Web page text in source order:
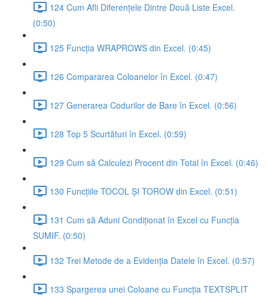
124 Cum Afli Diferențele Dintre Două Liste Excel.
(0:50)
125 Funcția WRAPROWS din Excel. (0:45)
126 Compararea Coloanelor în Excel. (0:47)
127 Generarea Codurilor de Bare în Excel. (0:56)
128 Top 5 Scurtături în Excel. (0:59)
129 Cum să Calculezi Procent din Total în Excel. (0:46)
130 Funcțiile TOCOL ȘI TOROW din Excel. (0:51)
131 Cum să Aduni Condiționat în Excel cu Funcția
SUMIF. (0:50)
132 Trei Metode de a Evidenția Datele în Excel. (0:57)
133 Spargerea unei Coloane cu Funcția TEXTSPLIT